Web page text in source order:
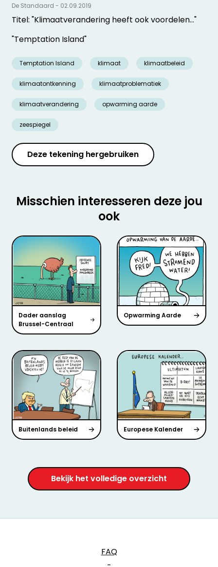
Titel: "Klimaatverandering heeft ook voordelen..."
"Temptation Island"
Temptation Island klimaat klimaatbeleid
klimaatontkenning klimaatproblematiek
klimaatverandering opwarming aarde
zeespiegel
De Standaard - 02.09.2019
Deze tekening hergebruiken
Misschien interesseren deze jou
ook
Dader aanslag
Brussel-Centraal
Opwarming Aarde
Buitenlands beleid Europese Kalender
Bekijk het volledige overzicht
FAQ